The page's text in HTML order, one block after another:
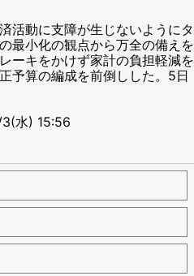
活動に支障が生じないようにタ
最小化の観点から万全の備えを
ーキをかけず家計の負担軽減を
予算の編成を前倒しした。5日
水) 15:56